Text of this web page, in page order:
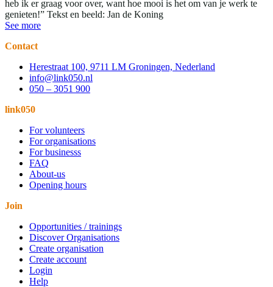
heb ik er graag voor over, want hoe mooi is het om van je werk te
genieten!” Tekst en beeld: Jan de Koning
See more
Contact
Herestraat 100, 9711 LM Groningen, Nederland
info@link050.nl
050 – 3051 900
link050
For volunteers
For organisations
For businesss
FAQ
About-us
Opening hours
Join
Opportunities / trainings
Discover Organisations
Create organisation
Create account
Login
Help